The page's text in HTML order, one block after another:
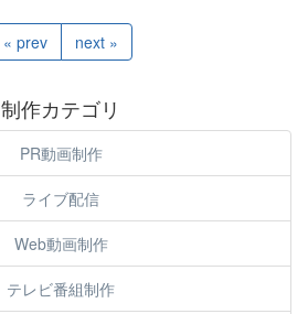
« prev next »
制作カテゴリ
PR動画制作
ライブ配信
Web動画制作
テレビ番組制作